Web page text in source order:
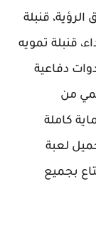
قنبلة
قنبلة تمويه
دفاعية
من
كاملة
لعبة
بجميع